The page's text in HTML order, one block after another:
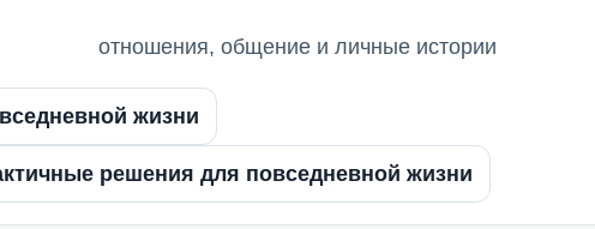
отношения, общение и личные истории
жизни
решения для повседневной жизни